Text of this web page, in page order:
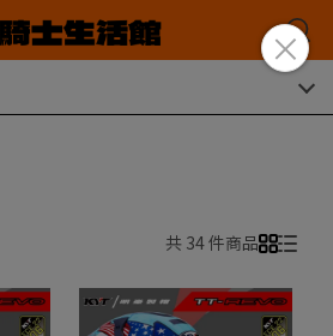
共 34 件商品